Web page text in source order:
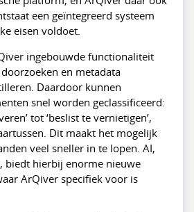
een geïntegreerd systeem
eisen voldoet.
ingebouwde functionaliteit
en metadata
Daardoor kunnen
snel worden geclassificeerd:
tot ‘beslist te vernietigen’,
Dit maakt het mogelijk
veel sneller in te lopen. AI,
biedt hierbij enorme nieuwe
ArQiver specifiek voor is